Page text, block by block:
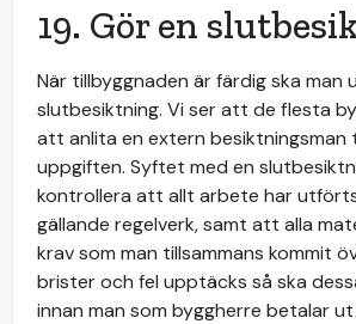
19. Gör en
När tillbyggnaden är färdig ska man
slutbesiktning. Vi ser att de flesta
att anlita en extern besiktningsman
uppgiften. Syftet med en
kontrollera att allt arbete har
gällande regelverk, samt att alla
krav som man tillsammans kommit
brister och fel upptäcks så ska
innan man som byggherre betalar